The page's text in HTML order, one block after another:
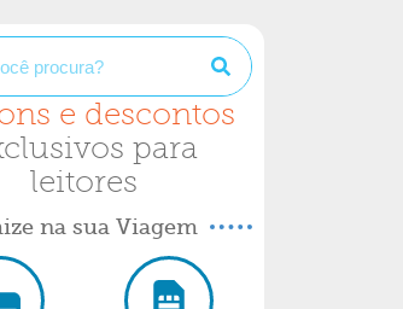
e descontos
para
leitores
na sua Viagem